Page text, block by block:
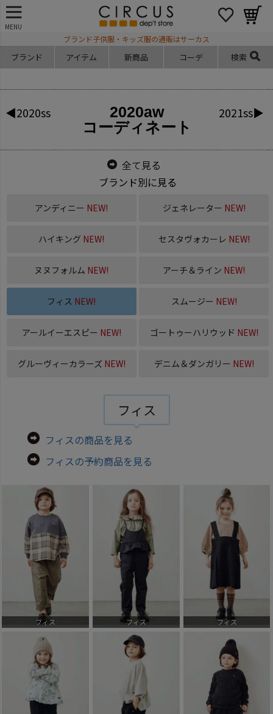
MENU
ブランド子供服・キッズ服の通販はサーカス
ブランド アイテム 新商品 コーデ 検索
◀2020ss
2020aw
コーディネート
2021ss▶
全て見る
ブランド別に見る
アンディニー NEW! ジェネレーター NEW!
ハイキング NEW! セスタヴォカーレ NEW!
ヌヌフォルム NEW! アーチ＆ライン NEW!
フィス NEW! スムージー NEW!
アールイーエスピー NEW! ゴートゥーハリウッド NEW!
グルーヴィーカラーズ NEW! デニム＆ダンガリー NEW!
フィス
フィスの商品を見る
フィスの予約商品を見る
フィス フィス フィス